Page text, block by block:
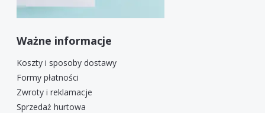
Ważne informacje
Koszty i sposoby dostawy
Formy płatności
Zwroty i reklamacje
Sprzedaż hurtowa